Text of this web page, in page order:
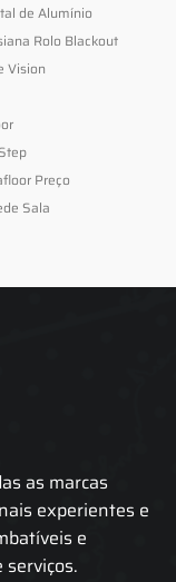
de Alumínio
Rolo Blackout
Vision
Preço
Sala
as marcas
experientes e
e